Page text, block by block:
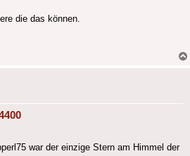
die das können.
war der einzige Stern am Himmel der